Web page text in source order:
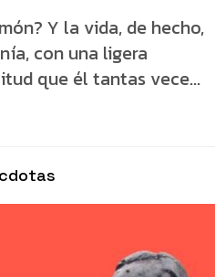
Y la vida, de hecho,
con una ligera
que él tantas vece...